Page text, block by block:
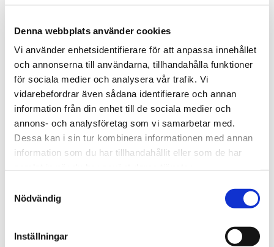
Denna webbplats använder cookies
Vi använder enhetsidentifierare för att anpassa innehållet
och annonserna till användarna, tillhandahålla funktioner
för sociala medier och analysera vår trafik. Vi
vidarebefordrar även sådana identifierare och annan
information från din enhet till de sociala medier och
annons- och analysföretag som vi samarbetar med.
Dessa kan i sin tur kombinera informationen med annan
information som du har tillhandahållit eller som de har
Nödvändig
Inställningar
Alla mjukisdjur från Keycraft är CE-märkta och testade enligt EUs EN 71 1/2/3.
Tvätt: Endast handtvätt, ej torktumling.
Tipsa
Upptäck mer
Keycraft Living Nature
Mjukisdjur
Gosedjur